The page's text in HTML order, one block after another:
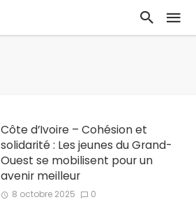
Côte d’Ivoire – Cohésion et
solidarité : Les jeunes du Grand-
Ouest se mobilisent pour un
avenir meilleur
8 octobre 2025 0